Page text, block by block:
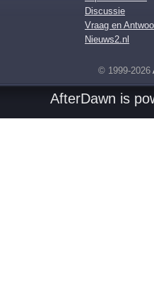
Discussie
Vraag en
Nieuws2.nl
© 1999-2026
AfterDawn is